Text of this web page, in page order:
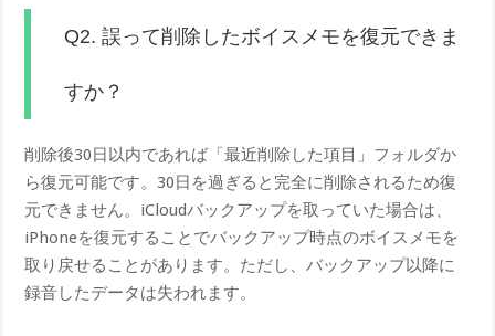
Q2. 誤って削除したボイスメモを復元できま
すか？
削除後30日以内であれば「最近削除した項目」フォルダか
ら復元可能です。30日を過ぎると完全に削除されるため復
元できません。iCloudバックアップを取っていた場合は、
iPhoneを復元することでバックアップ時点のボイスメモを
取り戻せることがあります。ただし、バックアップ以降に
録音したデータは失われます。